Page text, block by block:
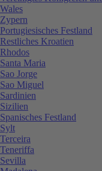
Wales
Zypern
Portugiesisches Festland
Restliches Kroatien
Rhodos
Santa Maria
Sao Jorge
Sao Miguel
Sardinien
Sizilien
Spanisches Festland
Sylt
Terceira
Teneriffa
Sevilla